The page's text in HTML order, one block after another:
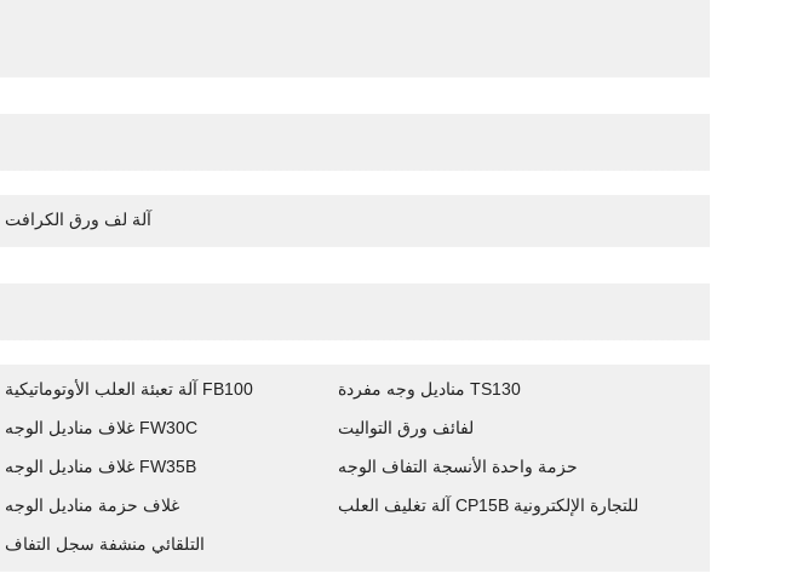
آلة لف ورق الكرافت
آلة تعبئة العلب الأوتوماتيكية FB100
مناديل وجه مفردة TS130
غلاف مناديل الوجه FW30C
لفائف ورق التواليت
غلاف مناديل الوجه FW35B
حزمة واحدة الأنسجة التفاف الوجه
غلاف حزمة مناديل الوجه
آلة تغليف العلب CP15B للتجارة الإلكترونية
التلقائي منشفة سجل التفاف